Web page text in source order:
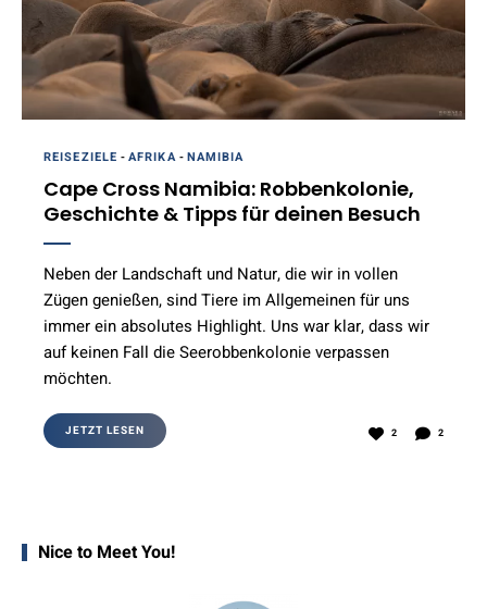
REISEZIELE -AFRIKA-NAMIBIA
Cape Cross Namibia: Robbenkolonie,
Geschichte & Tipps für deinen Besuch
Neben der Landschaft und Natur, die wir in vollen
Zügen genießen, sind Tiere im Allgemeinen für uns
immer ein absolutes Highlight. Uns war klar, dass wir
auf keinen Fall die Seerobbenkolonie verpassen
möchten.
JETZT LESEN 2 2
Nice to Meet You!